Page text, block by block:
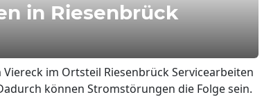
in Riesenbrück
im Ortsteil Riesenbrück Servicearbeiten
können Stromstörungen die Folge sein.